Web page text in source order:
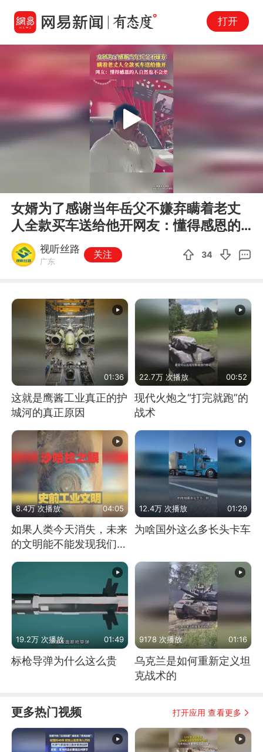
打开
Play
女婿为了感谢当年岳父不嫌弃瞒着老丈
人全款买车送给他开网友：懂得感恩的
人自然也不会差
视听丝路
广东
关注 34
01:36
这就是鹰酱工业真正的护
城河的真正原因
22.7万 次播放 00:52
现代火炮之“打完就跑”的
战术
8.4万 次播放 04:05
如果人类今天消失，未来
的文明能不能发现我们存
12.4万 次播放 01:29
为啥国外这么多长头卡车
19.2万 次播放 01:49
标枪导弹为什么这么贵
9178 次播放 01:16
乌克兰是如何重新定义坦
克战术的
更多热门视频 打开应用 查看更多